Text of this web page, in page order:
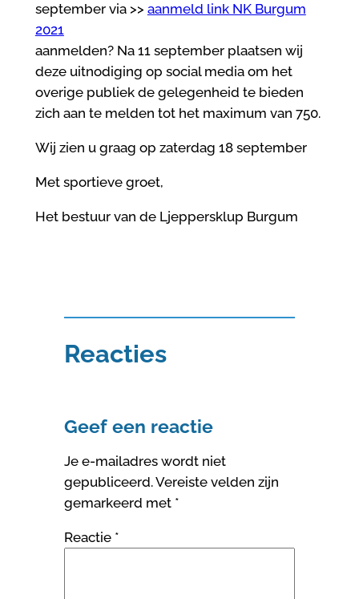
september via >> aanmeld link NK Burgum
2021
aanmelden? Na 11 september plaatsen wij
deze uitnodiging op social media om het
overige publiek de gelegenheid te bieden
zich aan te melden tot het maximum van 750.
Wij zien u graag op zaterdag 18 september
Met sportieve groet,
Het bestuur van de Ljeppersklup Burgum
Reacties
Geef een reactie
Je e-mailadres wordt niet
gepubliceerd.Vereiste velden zijn
gemarkeerd met *
Reactie *